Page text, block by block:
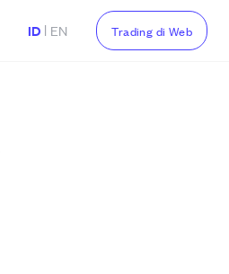
ID | EN Trading di Web